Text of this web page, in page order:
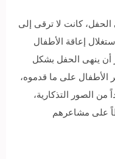
كانت لا ترقى إلى
إعاقة الأطفال
ينهى الحفل بشكل
على ما قدموه،
الصور التذكارية،
على مشاعرهم